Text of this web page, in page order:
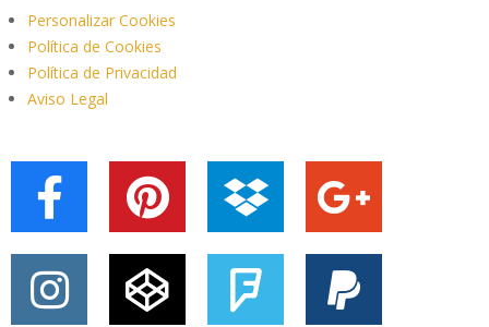
Personalizar Cookies
Política de Cookies
Política de Privacidad
Aviso Legal